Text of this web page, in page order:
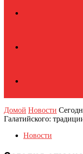
Домой Новости
Галатийского:
Новости